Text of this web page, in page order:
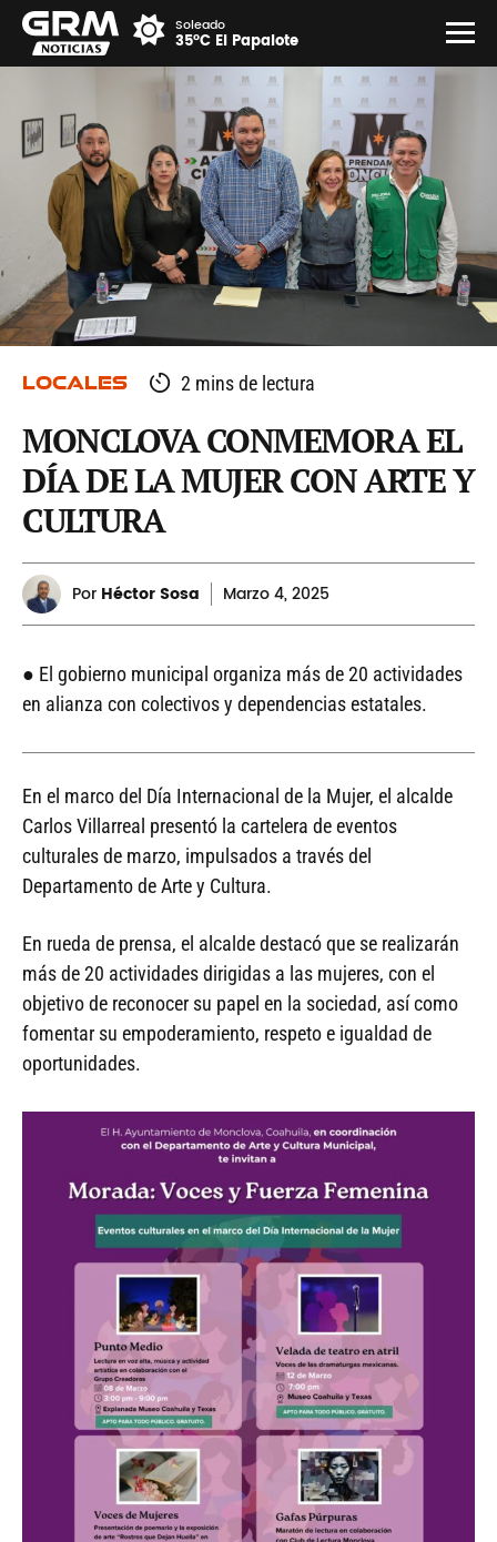
Soleado
35°C El Papalote
LOCALES 2 mins de lectura
MONCLOVA CONMEMORA EL
DÍA DE LA MUJER CON ARTE Y
CULTURA
Por Héctor Sosa Marzo4, 2025
● El gobierno municipal organiza más de 20 actividades
en alianza con colectivos y dependencias estatales.
En el marco del Día Internacional de la Mujer, el alcalde
Carlos Villarreal presentó la cartelera de eventos
culturales de marzo, impulsados a través del
Departamento de Arte y Cultura.
En rueda de prensa, el alcalde destacó que se realizarán
más de 20 actividades dirigidas a las mujeres, con el
objetivo de reconocer su papel en la sociedad, así como
fomentar su empoderamiento, respeto e igualdad de
oportunidades.